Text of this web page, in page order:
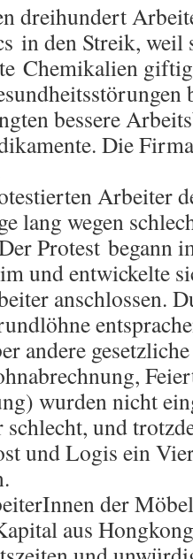
dreihundert
in den Streik, weil
Chemikalien
bessere
Die
Arbeiter
lang wegen
Protest begann
und entwickelte
anschlossen.
andere
wurden nicht
und
und Logis ein
der
aus